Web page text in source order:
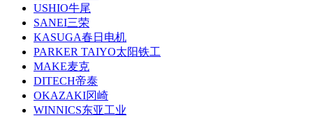
USHIO牛尾
SANEI三荣
KASUGA春日电机
PARKER TAIYO太阳铁工
MAKE麦克
DITECH帝泰
OKAZAKI冈崎
WINNICS东亚工业